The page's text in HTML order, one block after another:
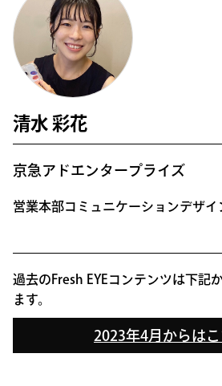
清水 彩花
京急アドエンタープライズ
営業本部コミュニケーションデザイ
過去のFresh EYEコンテンツは下記
ます。
2023年4月からは